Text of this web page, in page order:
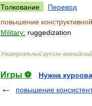
Толкование
Перевод
повышение конструктивной
Military: ruggedization
Универсальный русско-английский
Игры ⚽
Нужна
повышение